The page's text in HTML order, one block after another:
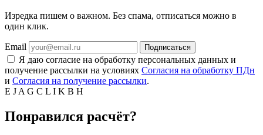
Изредка пишем о важном. Без спама, отписаться можно в
один клик.
Email Подписаться
Я даю согласие на обработку персональных данных и
получение рассылки на условиях Согласия на обработку ПДн
и Согласия на получение рассылки.
E J A G C L I K B H
Понравился расчёт?